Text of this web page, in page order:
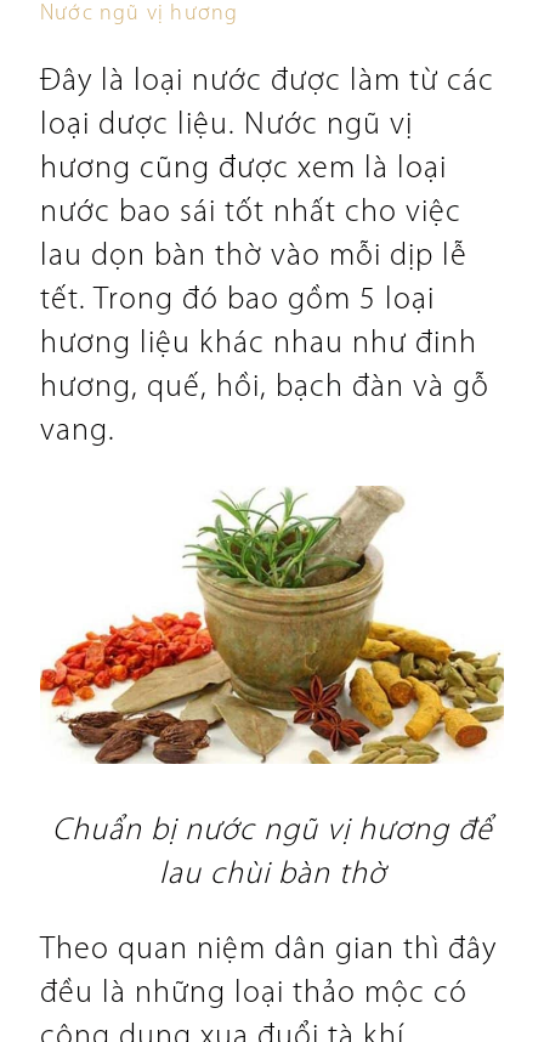
Nước ngũ vị hương
Đây là loại nước được làm từ các
loại dược liệu. Nước ngũ vị
hương cũng được xem là loại
nước bao sái tốt nhất cho việc
lau dọn bàn thờ vào mỗi dịp lễ
tết. Trong đó bao gồm 5 loại
hương liệu khác nhau như đinh
hương, quế, hồi, bạch đàn và gỗ
vang.
Chuẩn bị nước ngũ vị hương để
lau chùi bàn thờ
Theo quan niệm dân gian thì đây
đều là những loại thảo mộc có